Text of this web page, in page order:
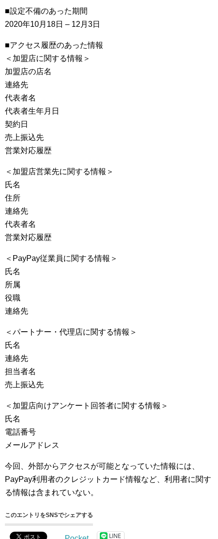
■設定不備のあった期間
2020年10月18日 – 12月3日
■アクセス履歴のあった情報
＜加盟店に関する情報＞
加盟店の店名
連絡先
代表者名
代表者生年月日
契約日
売上振込先
営業対応履歴
＜加盟店営業先に関する情報＞
氏名
住所
連絡先
代表者名
営業対応履歴
＜PayPay従業員に関する情報＞
氏名
所属
役職
連絡先
＜パートナー・代理店に関する情報＞
氏名
連絡先
担当者名
売上振込先
＜加盟店向けアンケート回答者に関する情報＞
氏名
電話番号
メールアドレス
今回、外部からアクセスが可能となっていた情報には、
PayPay利用者のクレジットカード情報など、利用者に関す
る情報は含まれていない。
このエントリをSNSでシェアする
LINE